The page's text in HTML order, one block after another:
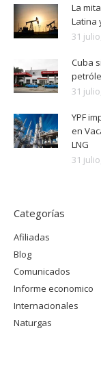
La
Latina
31
Cuba
31
YPF
en
LNG
31
Categorías
Afiliadas
Blog
Comunicados
Informe economico
Internacionales
Naturgas